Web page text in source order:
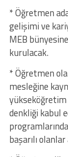
* Öğretmen
gelişimi ve
MEB
kurulacak.
* Öğretmen
mesleğine
denkliği kabul
başarılı